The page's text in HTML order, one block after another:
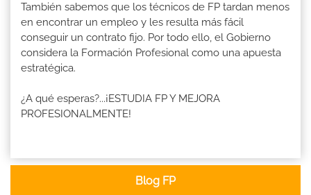
También sabemos que los técnicos de FP tardan menos
en encontrar un empleo y les resulta más fácil
conseguir un contrato fijo. Por todo ello, el Gobierno
considera la Formación Profesional como una apuesta
estratégica.
¿A qué esperas?...¡ESTUDIA FP Y MEJORA
PROFESIONALMENTE!
Blog FP